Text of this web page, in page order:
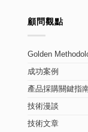
顧問觀點
Golden
成功案例
產品採購關鍵指
技術漫談
技術文章